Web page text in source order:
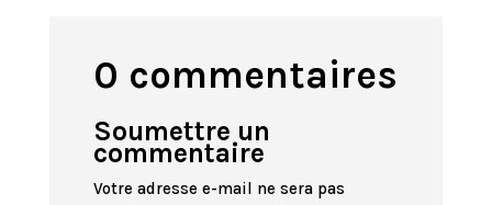
0 commentaires
Soumettre un
commentaire
Votre adresse e-mail ne sera pas